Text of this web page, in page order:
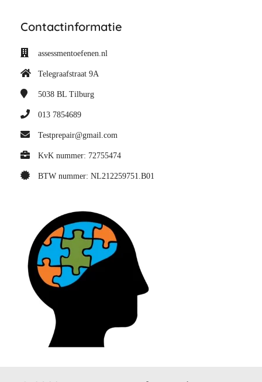
Contactinformatie
assessmentoefenen.nl
Telegraafstraat 9A
5038 BL Tilburg
013 7854689
Testprepair@gmail.com
KvK nummer: 72755474
BTW nummer: NL212259751.B01